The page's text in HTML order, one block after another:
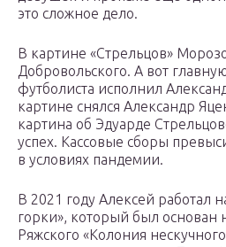
это сложное дело.
В картине «Стрельцов»
Добровольского. А вот
футболиста исполнил
картине снялся Александр
картина об Эдуарде
успех. Кассовые сборы
в условиях пандемии.
В 2021 году Алексей работал
горки», который был основан
Ряжского «Колония